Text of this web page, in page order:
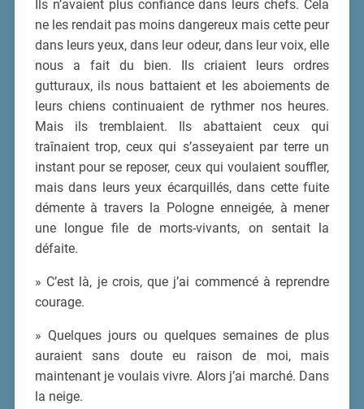
Ils n’avaient plus confiance dans leurs chefs. Cela
ne les rendait pas moins dangereux mais cette peur
dans leurs yeux, dans leur odeur, dans leur voix, elle
nous a fait du bien. Ils criaient leurs ordres
gutturaux, ils nous battaient et les aboiements de
leurs chiens continuaient de rythmer nos heures.
Mais ils tremblaient. Ils abattaient ceux qui
traînaient trop, ceux qui s’asseyaient par terre un
instant pour se reposer, ceux qui voulaient souffler,
mais dans leurs yeux écarquillés, dans cette fuite
démente à travers la Pologne enneigée, à mener
une longue file de morts-vivants, on sentait la
défaite.
» C’est là, je crois, que j’ai commencé à reprendre
courage.
» Quelques jours ou quelques semaines de plus
auraient sans doute eu raison de moi, mais
maintenant je voulais vivre. Alors j’ai marché. Dans
la neige.